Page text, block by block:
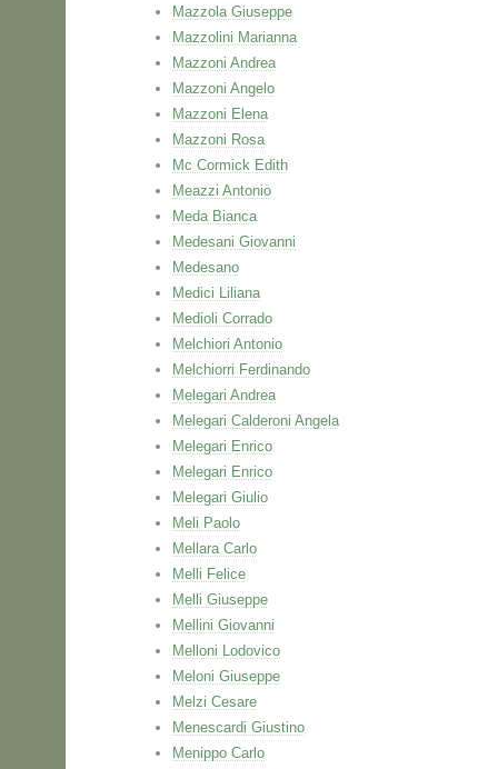
Mazzola Giuseppe
Mazzolini Marianna
Mazzoni Andrea
Mazzoni Angelo
Mazzoni Elena
Mazzoni Rosa
Mc Cormick Edith
Meazzi Antonio
Meda Bianca
Medesani Giovanni
Medesano
Medici Liliana
Medioli Corrado
Melchiori Antonio
Melchiorri Ferdinando
Melegari Andrea
Melegari Calderoni Angela
Melegari Enrico
Melegari Enrico
Melegari Giulio
Meli Paolo
Mellara Carlo
Melli Felice
Melli Giuseppe
Mellini Giovanni
Melloni Lodovico
Meloni Giuseppe
Melzi Cesare
Menescardi Giustino
Menippo Carlo